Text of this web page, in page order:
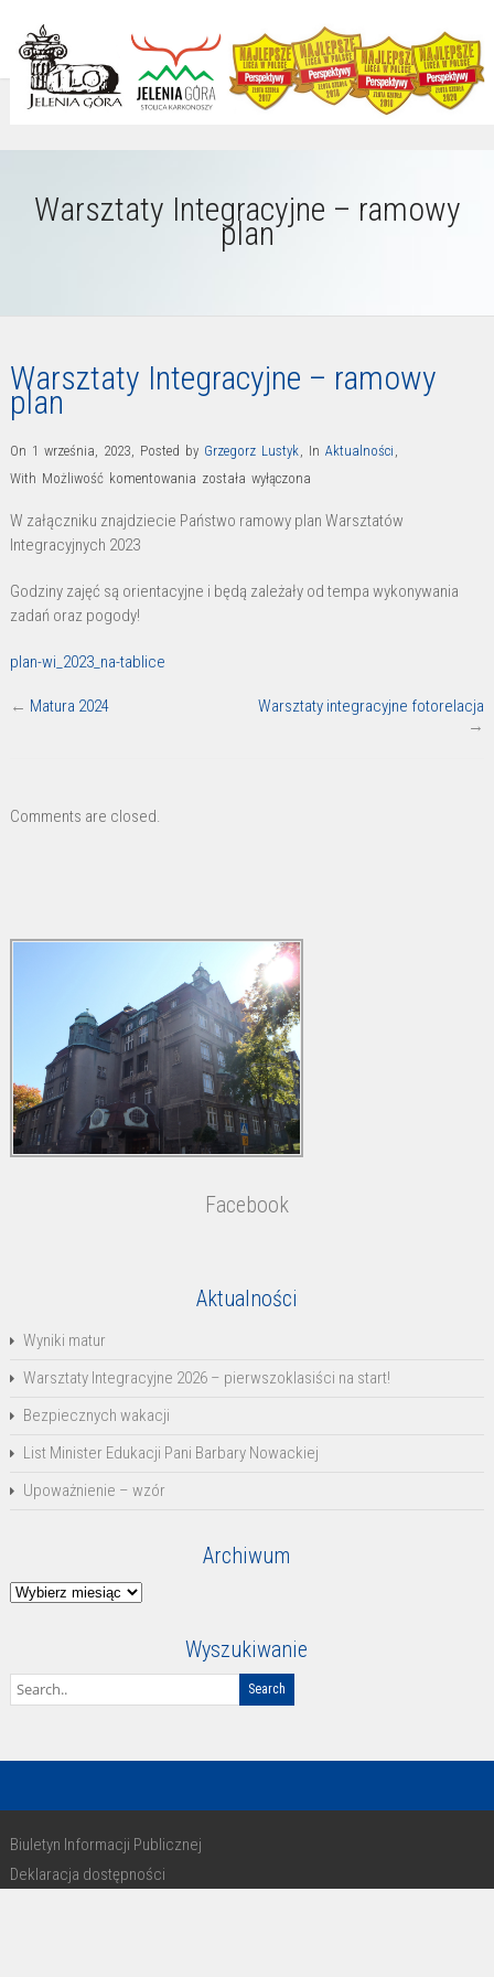
Warsztaty Integracyjne – ramowy
plan
Warsztaty Integracyjne – ramowy
plan
On 1 września, 2023, Posted by Grzegorz Lustyk, In Aktualności ,
With Możliwość komentowania Warsztaty
plan
została wyłączona
W załączniku znajdziecie Państwo ramowy plan Warsztatów
Integracyjnych 2023
Godziny zajęć są orientacyjne i będą zależały od tempa wykonywania
zadań oraz pogody!
plan-wi_2023_na-tablice
← Matura 2024
Warsztaty integracyjne fotorelacja
→
Comments are closed.
Facebook
Aktualności
Wyniki matur
Warsztaty Integracyjne 2026 – pierwszoklasiści na start!
Bezpiecznych wakacji
List Minister Edukacji Pani Barbary Nowackiej
Upoważnienie – wzór
Archiwum
Archiwum
Wyszukiwanie
Biuletyn Informacji Publicznej
Deklaracja dostępności